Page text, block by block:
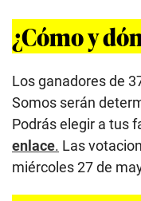
¿Cómo y
Los ganadores de
Somos serán
Podrás elegir a tus
enlace. Las
miércoles 27 de